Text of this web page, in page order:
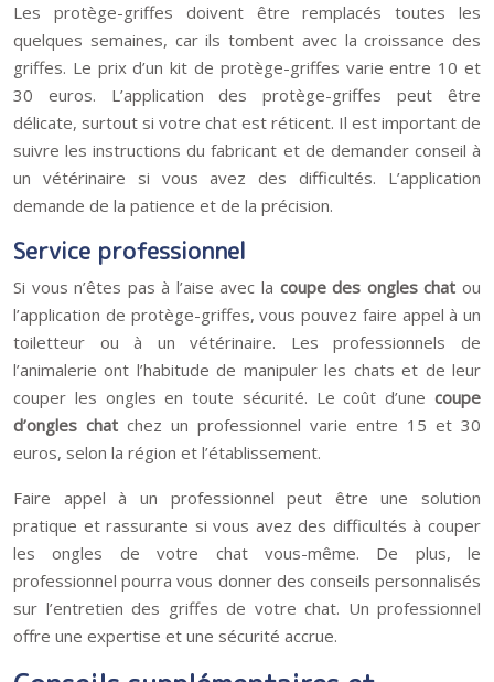
Les protège-griffes doivent être remplacés toutes les
quelques semaines, car ils tombent avec la croissance des
griffes. Le prix d’un kit de protège-griffes varie entre 10 et
30 euros. L’application des protège-griffes peut être
délicate, surtout si votre chat est réticent. Il est important de
suivre les instructions du fabricant et de demander conseil à
un vétérinaire si vous avez des difficultés. L’application
demande de la patience et de la précision.
Service professionnel
Si vous n’êtes pas à l’aise avec la coupe des ongles chatou
l’application de protège-griffes, vous pouvez faire appel à un
toiletteur ou à un vétérinaire. Les professionnels de
l’animalerie ont l’habitude de manipuler les chats et de leur
couper les ongles en toute sécurité. Le coût d’une coupe
d’ongles chat chez un professionnel varie entre 15 et 30
euros, selon la région et l’établissement.
Faire appel à un professionnel peut être une solution
pratique et rassurante si vous avez des difficultés à couper
les ongles de votre chat vous-même. De plus, le
professionnel pourra vous donner des conseils personnalisés
sur l’entretien des griffes de votre chat. Un professionnel
offre une expertise et une sécurité accrue.